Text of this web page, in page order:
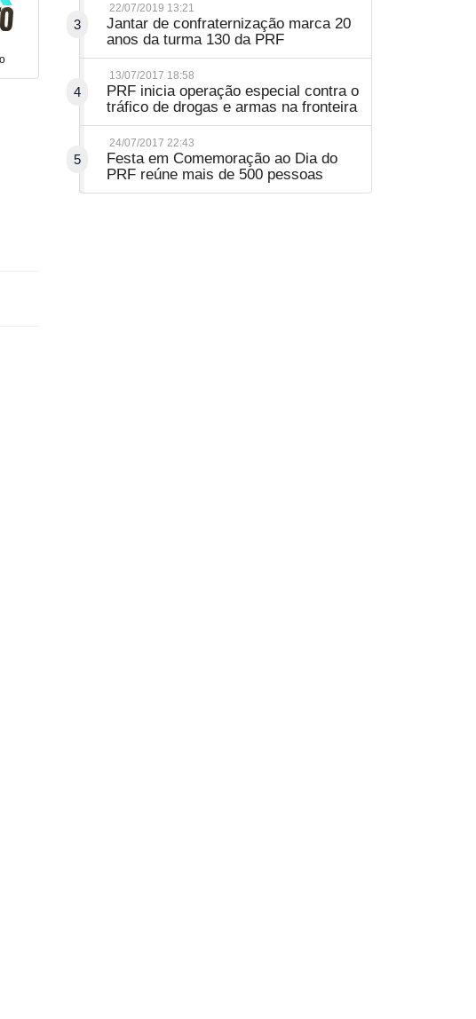
3
22/07/2019 13:21
Jantar de confraternização marca 20
anos da turma 130 da PRF
4
13/07/2017 18:58
PRF inicia operação especial contra o
tráfico de drogas e armas na fronteira
5
24/07/2017 22:43
Festa em Comemoração ao Dia do
PRF reúne mais de 500 pessoas